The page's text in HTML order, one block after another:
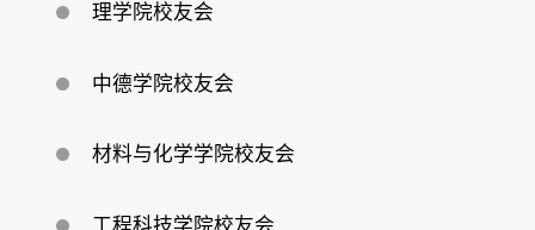
理学院校友会
中德学院校友会
材料与化学学院校友会
工程科技学院校友会